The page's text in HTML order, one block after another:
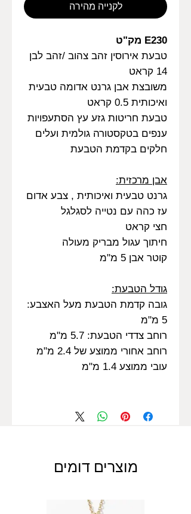
לקנייה מהירה
E230 מק"ט
טבעת אירוסין זהב צהוב /זהב לבן
14 קראט
משובצת אבן גרנט אדומה טבעית
ואיכותית 0.5 קראט
טבעת חריטות גזע עץ הסתעפויות
ענפים בטקסטורה גולמית ועלים
חלקים בקדמת הטבעת
אבן מרכזית:
גרנט טבעית ואיכותית , צבע אדום
עז כהה עם נטייה לסגלגל
חצי קראט
חיתוך עגול מבריק מעולה
קוטר אבן 5 מ"מ
גודל הטבעת:
גובה קדמת הטבעת מעל האצבע:
5 מ"מ
רוחב צדדי הטבעת: 5.7 מ"מ
רוחב אחורי ממוצע של 2.4 מ"מ
עובי ממוצע 1.4 מ"מ
מוצרים דומים